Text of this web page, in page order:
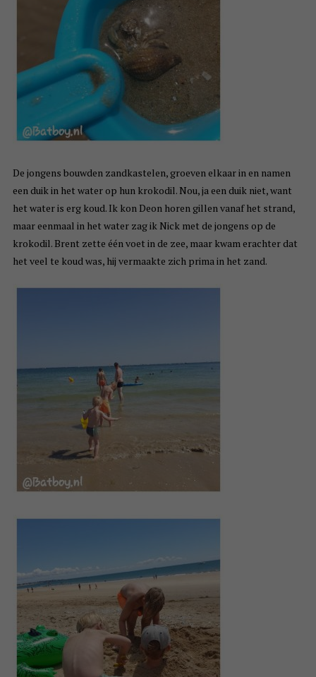
De jongens bouwden zandkastelen, groeven elkaar in en namen
een duik in het water op hun krokodil. Nou, ja een duik niet, want
het water is erg koud. Ik kon Deon horen gillen vanaf het strand,
maar eenmaal in het water zag ik Nick met de jongens op de
krokodil. Brent zette één voet in de zee, maar kwam erachter dat
het veel te koud was, hij vermaakte zich prima in het zand.